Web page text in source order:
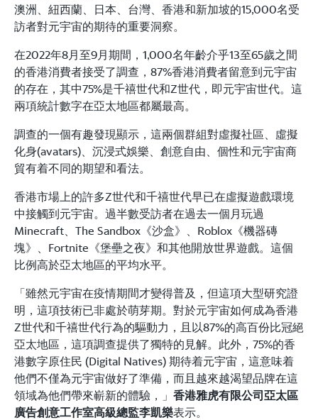
澳洲、紐西蘭、日本、台灣、香港和新加坡的15,000名受
訪者對元宇宙的期待的重要洞察。
在2022年8月至9月期間，1,000名年齡介乎13至65歲之間
的香港消費者接受了調查，87%香港消費者留意到元宇宙
的存在，其中75%是千禧世代和Z世代，即元宇宙世代。這
兩項統計數字在亞太地區都屬最高。
調查的一個有趣發現顯示，這兩個群組對虛擬社區、虛擬
化身(avatars)、沉浸式娛樂、創意自由、個性和元宇宙商
貿有着不同的期望和看法。
香港市場上的許多Z世代和千禧世代早已在虛擬遊戲環境
中接觸到元宇宙。過半數受訪者在過去一個月玩過
Minecraft、The Sandbox《沙盒》、Roblox《機器磚
塊》、Fortnite《堡壘之夜》和其他開放世界遊戲。這個
比例高於亞太地區的平均水平。
「雖然元宇宙在疫情期間才變得普及，但這項大型研究證
明，這項技術已非處於萌芽期。對於元宇宙如何成為香港
Z世代和千禧世代行為的驅動力，且以87%的高百份比冠絕
亞太地區，這項調查提供了獨特的見解。此外，75%的香
港數字原住民 (Digital Natives) 期待着元宇宙，這意味着
他們不僅為元宇宙做好了準備，而且越來越渴望品牌在這
領域為他們帶來嶄新的體驗，」 香港雅虎有限公司亞太區
廣告創意工作室高級總監李凱樂表示。